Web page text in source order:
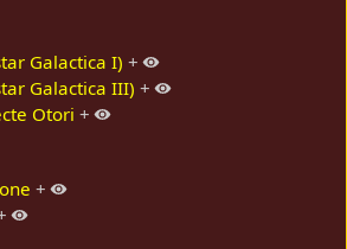
Galactica I) +
Galactica III) +
Otori +
+